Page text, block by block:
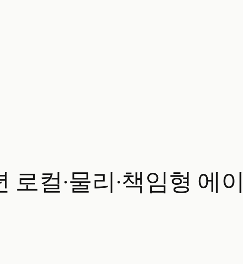
컬·물리·책임형 에